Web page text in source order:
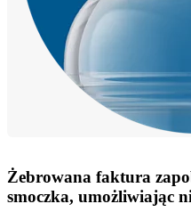
Żebrowana faktura
smoczka, umożliwiając